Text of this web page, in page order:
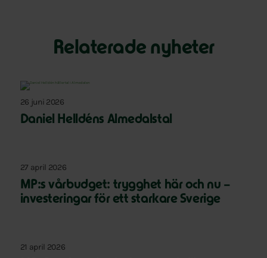
Relaterade nyheter
26 juni 2026
Daniel Helldéns Almedalstal
27 april 2026
MP:s vårbudget: trygghet här och nu –
investeringar för ett starkare Sverige
21 april 2026